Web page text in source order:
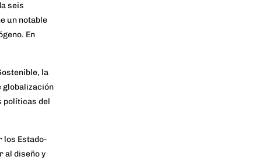
seis
un notable
En
, la
globalización
políticas del
los Estado-
al diseño y